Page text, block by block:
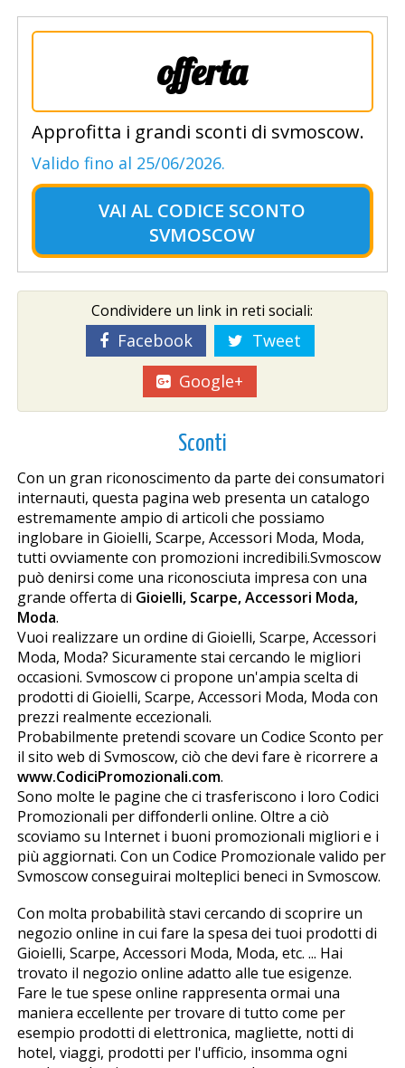
offerta
Approfitta i grandi sconti di svmoscow.
Valido fino al 25/06/2026.
VAI AL CODICE SCONTO
SVMOSCOW
Condividere un link in reti sociali:
Facebook
Tweet
Google+
Sconti
Con un gran riconoscimento da parte dei consumatori
internauti, questa pagina web presenta un catalogo
estremamente ampio di articoli che possiamo
inglobare in Gioielli, Scarpe, Accessori Moda, Moda,
tutti ovviamente con promozioni incredibili.Svmoscow
può definirsi come una riconosciuta impresa con una
grande offerta di Gioielli, Scarpe, Accessori Moda,
Moda.
Vuoi realizzare un ordine di Gioielli, Scarpe, Accessori
Moda, Moda? Sicuramente stai cercando le migliori
occasioni. Svmoscow ci propone un'ampia scelta di
prodotti di Gioielli, Scarpe, Accessori Moda, Moda con
prezzi realmente eccezionali.
Probabilmente pretendi scovare un Codice Sconto per
il sito web di Svmoscow, ciò che devi fare è ricorrere a
www.CodiciPromozionali.com.
Sono molte le pagine che ci trasferiscono i loro Codici
Promozionali per diffonderli online. Oltre a ciò
scoviamo su Internet i buoni promozionali migliori e i
più aggiornati. Con un Codice Promozionale valido per
Svmoscow conseguirai molteplici benefici in Svmoscow.
Con molta probabilità stavi cercando di scoprire un
negozio online in cui fare la spesa dei tuoi prodotti di
Gioielli, Scarpe, Accessori Moda, Moda, etc. ... Hai
trovato il negozio online adatto alle tue esigenze.
Fare le tue spese online rappresenta ormai una
maniera eccellente per trovare di tutto come per
esempio prodotti di elettronica, magliette, notti di
hotel, viaggi, prodotti per l'ufficio, insomma ogni